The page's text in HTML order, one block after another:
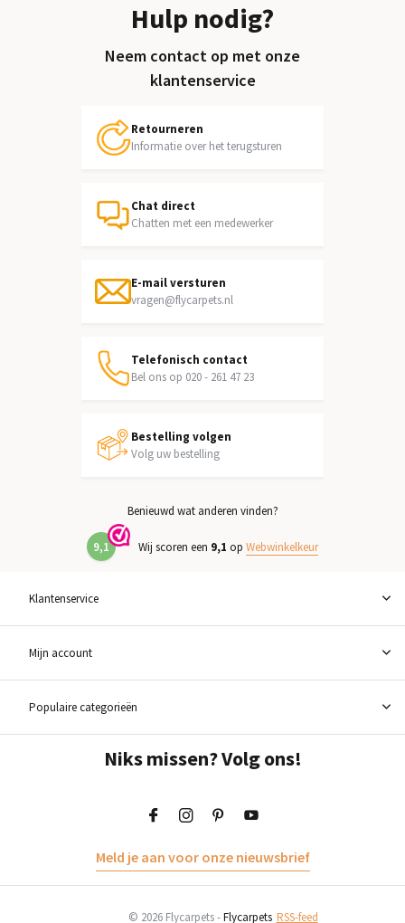
Hulp nodig?
Neem contact op met onze
klantenservice
Retourneren
Informatie over het terugsturen
Chat direct
Chatten met een medewerker
E-mail versturen
vragen@flycarpets.nl
Telefonisch contact
Bel ons op 020 - 261 47 23
Bestelling volgen
Volg uw bestelling
Benieuwd wat anderen vinden?
9,1 Wij scoren een 9,1 op Webwinkelkeur
Klantenservice
Mijn account
Populaire categorieën
Niks missen? Volg ons!
Meld je aan voor onze nieuwsbrief
© 2026 Flycarpets -Flycarpets RSS-feed